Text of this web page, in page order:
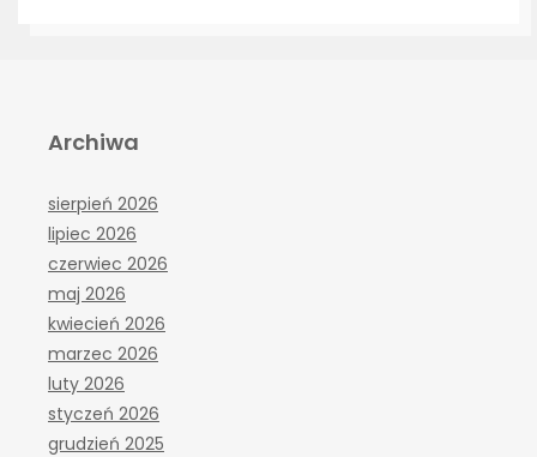
Archiwa
sierpień 2026
lipiec 2026
czerwiec 2026
maj 2026
kwiecień 2026
marzec 2026
luty 2026
styczeń 2026
grudzień 2025